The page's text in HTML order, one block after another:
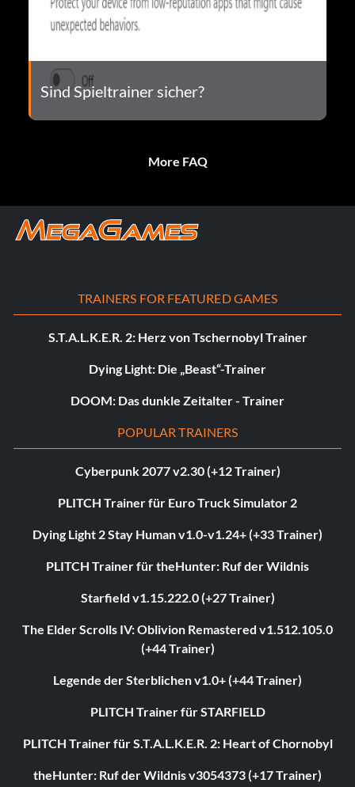
Sind Spieltrainer sicher?
More FAQ
TRAINERS FOR FEATURED GAMES
S.T.A.L.K.E.R. 2: Herz von Tschernobyl Trainer
Dying Light: Die „Beast“-Trainer
DOOM: Das dunkle Zeitalter - Trainer
POPULAR TRAINERS
Cyberpunk 2077 v2.30 (+12 Trainer)
PLITCH Trainer für Euro Truck Simulator 2
Dying Light 2 Stay Human v1.0-v1.24+ (+33 Trainer)
PLITCH Trainer für theHunter: Ruf der Wildnis
Starfield v1.15.222.0 (+27 Trainer)
The Elder Scrolls IV: Oblivion Remastered v1.512.105.0
(+44 Trainer)
Legende der Sterblichen v1.0+ (+44 Trainer)
PLITCH Trainer für STARFIELD
PLITCH Trainer für S.T.A.L.K.E.R. 2: Heart of Chornobyl
theHunter: Ruf der Wildnis v3054373 (+17 Trainer)